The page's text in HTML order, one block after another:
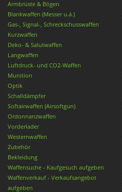
Armbrüste & Bögen
Blankwaffen (Messer u.ä.)
Gas-, Signal-, Schreckschusswaffen
Kurzwaffen
Deko- & Salutwaffen
Langwaffen
Luftdruck- und CO2-Waffen
Munition
Optik
Schalldämpfer
Softairwaffen (Airsoftgun)
Ordonnanzwaffen
Vorderlader
Westernwaffen
Zubehör
Bekleidung
Waffensuche - Kaufgesuch aufgeben
Waffenverkauf - Verkaufsangebot
aufgeben